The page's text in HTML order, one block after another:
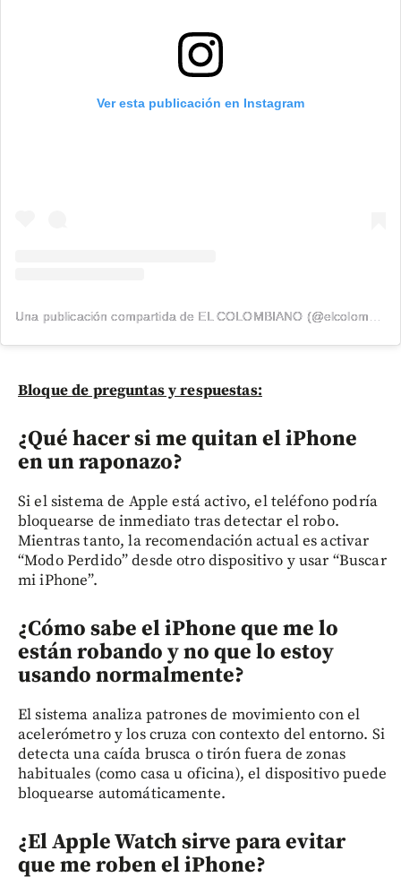
Ver esta publicación en Instagram
Una publicación compartida de EL COLOMBIANO (@elcolombiano_)
Bloque de preguntas y respuestas:
¿Qué hacer si me quitan el iPhone
en un raponazo?
Si el sistema de Apple está activo, el teléfono podría
bloquearse de inmediato tras detectar el robo.
Mientras tanto, la recomendación actual es activar
“Modo Perdido” desde otro dispositivo y usar “Buscar
mi iPhone”.
¿Cómo sabe el iPhone que me lo
están robando y no que lo estoy
usando normalmente?
El sistema analiza patrones de movimiento con el
acelerómetro y los cruza con contexto del entorno. Si
detecta una caída brusca o tirón fuera de zonas
habituales (como casa u oficina), el dispositivo puede
bloquearse automáticamente.
¿El Apple Watch sirve para evitar
que me roben el iPhone?